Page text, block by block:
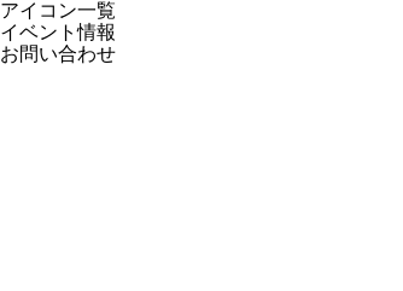
アイコン一覧
イベント情報
お問い合わせ